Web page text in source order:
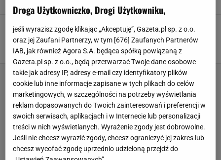
Piotr Rutkowski się nie poddał. I
bardzo dobrze
SUBSKRYPCJA
Droga Użytkowniczko, Drogi Użytkowniku,
jeśli wyrazisz zgodę klikając „Akceptuję”, Gazeta.pl sp. z o.o.
oraz jej Zaufani Partnerzy, w tym [676] Zaufanych Partnerów
IAB, jak również Agora S.A. będąca spółką powiązaną z
Gazeta.pl sp. z o.o., będą przetwarzać Twoje dane osobowe
takie jak adresy IP, adresy e-mail czy identyfikatory plików
cookie lub inne informacje zapisane w tych plikach do celów
marketingowych, w szczególności na potrzeby wyświetlania
reklam dopasowanych do Twoich zainteresowań i preferencji w
swoich serwisach, aplikacjach i w Internecie lub personalizacji
treści w nich wyświetlanych. Wyrażenie zgody jest dobrowolne.
Jeśli nie chcesz wyrazić zgody, chcesz ograniczyć jej zakres lub
chcesz wycofać zgodę uprzednio udzieloną przejdź do